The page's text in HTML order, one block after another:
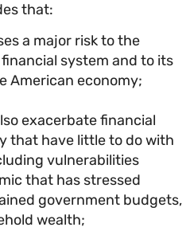
that:
a major risk to the
financial system and to
American economy;
also exacerbate financial
that have little to do
vulnerabilities
that has stressed
strained government
wealth;